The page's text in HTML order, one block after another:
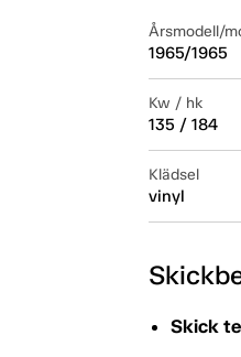
Årsmodell/
1965/1965
Kw / hk
135 / 184
Klädsel
vinyl
Skick